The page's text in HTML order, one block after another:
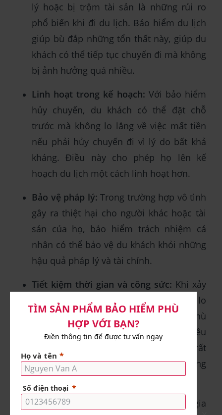
lý hoặc bị trộm tài sản là những rủi ro
phổ biến khi đi du lịch. Bảo hiểm du lịch
giúp bù đắp những tổn thất này, giúp du
khách có thể tiếp tục chuyến đi mà không
bị ảnh hưởng quá nhiều.
Linh hoạt trong kế hoạch: Với bảo hiểm
hủy chuyến, du khách có thể đặt chỗ
trước mà không lo lắng về việc mất tiền
nếu phải hủy chuyến đi vì lý do bất khả
kháng. Điều này cho phép họ lên kế
hoạch du lịch một cách linh hoạt hơn.
Bảo vệ pháp lý: Trong trường hợp vô tình
gây ra thiệt hại cho người khác hoặc tài
sản của họ, bảo hiểm trách nhiệm cá
nhân có thể bảo vệ du khách khỏi những
hậu quả pháp lý và tài chính.
Tiết kiệm thời gian và công sức: Khi xảy
ra sự cố, công ty bảo hiểm thường sẽ lo
liệu mọi thứ, từ việc tìm bệnh viện phù
hợp đến sắp xếp việc sơ tán y tế. Điều
này giúp du khách tiết kiệm được rất
nhiều thời gian và công sức trong những
tình huống khó khăn.
Đáp ứng yêu cầu visa:
Một số quốc gia